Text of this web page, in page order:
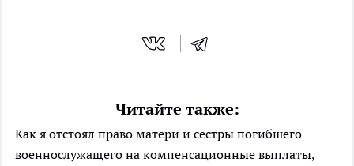
Читайте также:
Как я отстоял право матери и сестры погибшего
военнослужащего на компенсационные выплаты,